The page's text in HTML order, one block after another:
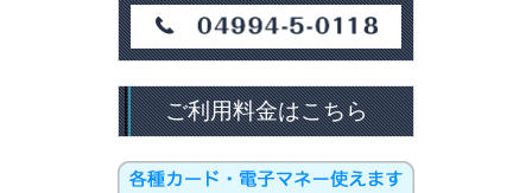
ご利用料金はこちら